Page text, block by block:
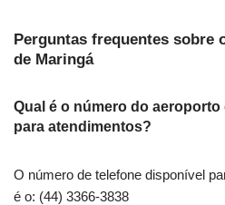
Perguntas frequentes sobre
de Maringá
Qual é o número do aeroporto
para atendimentos?
O número de telefone disponível
é o: (44) 3366-3838